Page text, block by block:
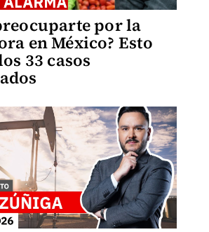
por la
en México? Esto
33 casos